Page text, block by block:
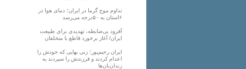
تداوم موج گرما در ایران؛ دمای هوا در
۶استان به ۵۰درجه می‌رسد
آفرود بی‌ضابطه، تهدیدی برای طبیعت
ایران/ آغاز برخورد قاطع با متخلفان
ایران رحیم‌پور؛ زنی بهایی که خودش را
اعدام کردند و فرزندش را سپردند به
زندان‌بان‌ها